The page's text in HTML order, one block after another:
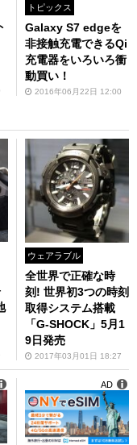
トピックス
Galaxy S7 edgeを
非接触充電できるQi
充電器をいろいろ衝
動買い！
2016年06月22日 12:00
ウェアラブル
全世界で正確な時
刻! 世界初3つの時刻
取得システム搭載
「G-SHOCK」5月1
9日発売
2017年03月01日 18:27
AD